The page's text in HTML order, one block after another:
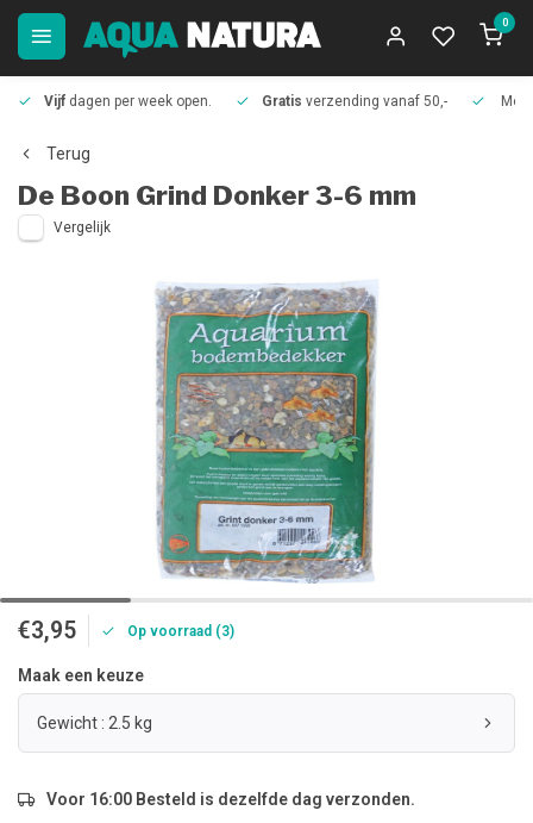
0
Vijf dagen per week open. Gratis verzending vanaf 50,-
Terug
De Boon Grind Donker 3-6 mm
Vergelijk
€3,95 Op voorraad (3)
Maak een keuze
Gewicht : 2.5 kg
Voor 16:00 Besteld is dezelfde dag verzonden.